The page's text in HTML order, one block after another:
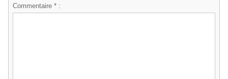
Commentaire * :